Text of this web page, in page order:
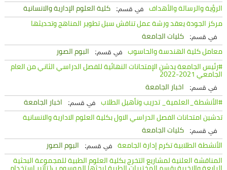
الرؤية والرسالة والأهداف
في قسم:
كلية العلوم الإدارية والانسانية
مركز الجودة يعقد ورشة عمل تناقش سبل تطوير المناهج وتحديثها
في قسم:
كليات الجامعة
معامل كلية الهندسة والحاسوب
في قسم:
البوم الصور
#رئيس الجامعة يدشن الإمتحانات النهائية للفصل الدراسي الثاني من العام
الجامعي 2021-2022
في قسم:
اخبار الجامعة
#الأنشطة_العلمية_ تدريب وتأهيل الطلاب
في قسم:
اخبار الجامعة
تدشين امتحانات الفصل الدراسي الاول بكلية العلوم الادارية والانسانية
في قسم:
كليات الجامعة
الأنشطة الطلابية تكرم إدارة الجامعة
في قسم:
البوم الصور
المناقشة العلنية لمشاريع التخرج بكلية العلوم الطبية للمجموعة البحثية